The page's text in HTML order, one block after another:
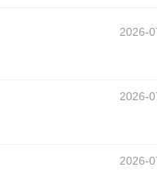
2026-
2026-
2026-